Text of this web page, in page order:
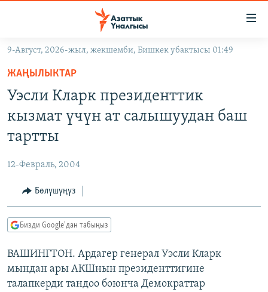
Навигацияга
өтүңүз
Издөөгө
салыңыз
МАДАНИЯТ
ТВ ПРОГРАММАЛАР
БҮГҮН АЗАТТЫКТА
ДАНИСТЕ
ПОДКАСТ
ОНЛАЙН ШЕРИНЕ
9-Август, 2026-жыл, жекшемби, Бишкек убактысы 01:49
ЖАҢЫЛЫКТАР
Уэсли Кларк президенттик
кызмат үчүн ат салышуудан баш
тартты
12-Февраль, 2004
Бөлүшүңүз
Бизди Google'дан табыңыз
ВАШИНГТОН. Ардагер генерал Уэсли Кларк
мындан ары АКШнын президенттигине
талапкерди тандоо боюнча Демократтар